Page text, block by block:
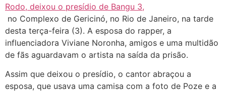
Rodo, deixou o presídio de Bangu 3,
no Complexo de Gericinó, no Rio de Janeiro, na tarde
desta terça-feira (3). A esposa do rapper, a
influenciadora Viviane Noronha, amigos e uma multidão
de fãs aguardavam o artista na saída da prisão.
Assim que deixou o presídio, o cantor abraçou a
esposa, que usava uma camisa com a foto de Poze e a